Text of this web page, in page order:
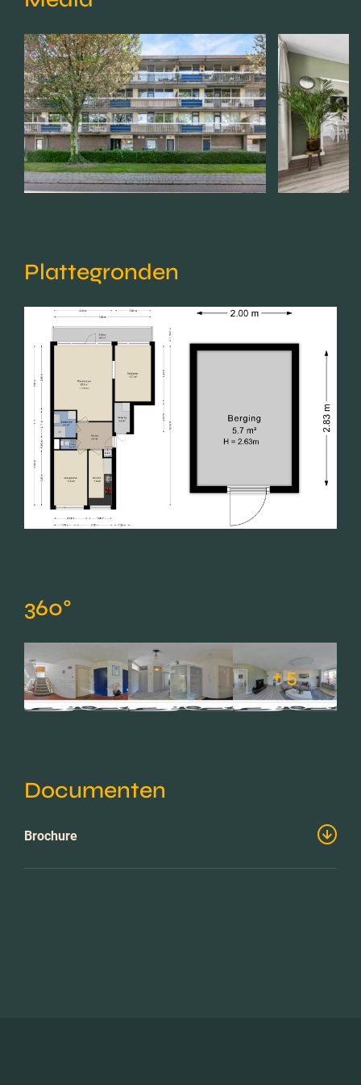
Plattegronden
360°
+ 5
Documenten
Brochure